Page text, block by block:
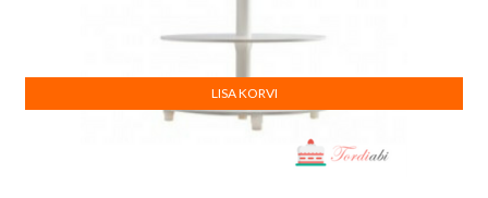
LISA KORVI